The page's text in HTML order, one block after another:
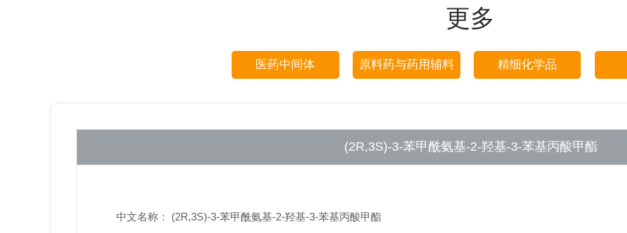
更多
医药中间体 原料药与药用辅料 精细化学品
(2R,3S)-3-苯甲酰氨基-2-羟基-3-苯基丙酸甲酯
中文名称： (2R,3S)-3-苯甲酰氨基-2-羟基-3-苯基丙酸甲酯